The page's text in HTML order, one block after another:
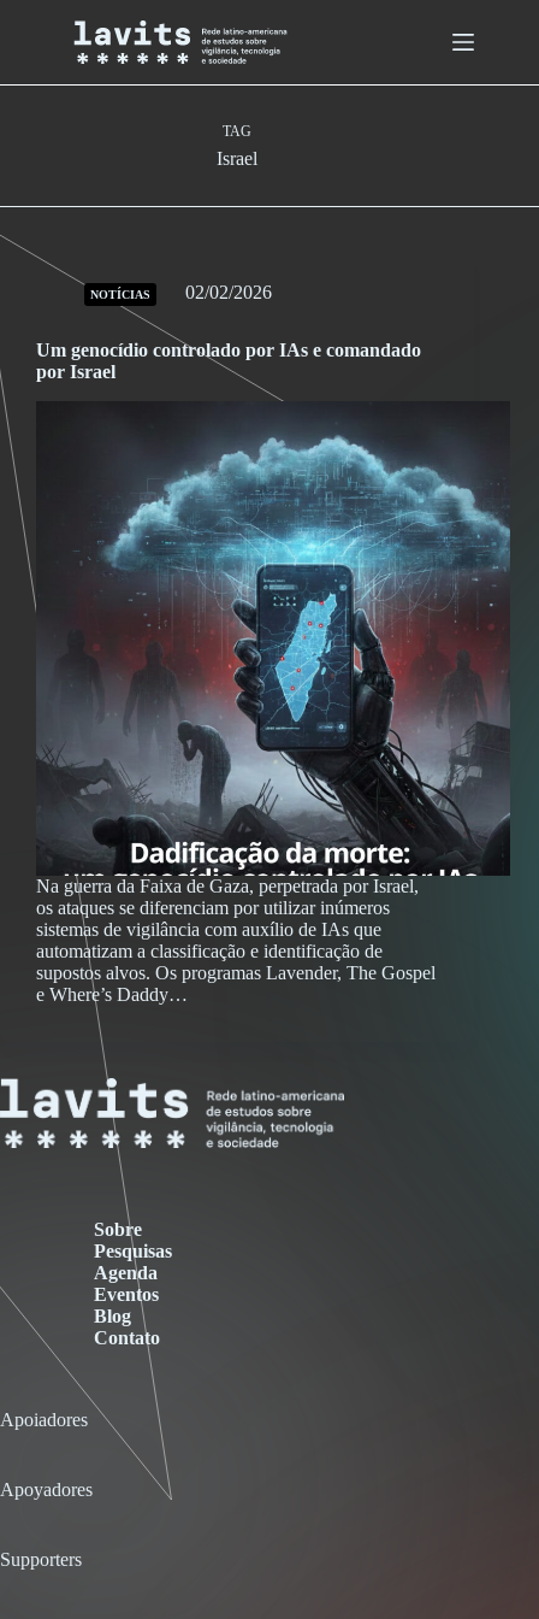
TAG
Israel
NOTÍCIAS 02/02/2026
Um genocídio controlado por IAs e comandado
por Israel
Na guerra da Faixa de Gaza, perpetrada por Israel,
os ataques se diferenciam por utilizar inúmeros
sistemas de vigilância com auxílio de IAs que
automatizam a classificação e identificação de
supostos alvos. Os programas Lavender, The Gospel
e Where’s Daddy…
Sobre
Pesquisas
Agenda
Eventos
Blog
Contato
Apoiadores
Apoyadores
Supporters